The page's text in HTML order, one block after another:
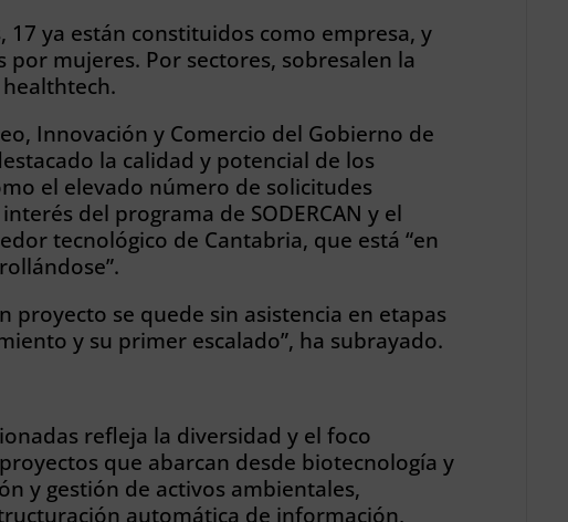
17 ya están constituidos como empresa, y
mujeres. Por sectores, sobresalen la
Innovación y Comercio del Gobierno de
la calidad y potencial de los
el elevado número de solicitudes
del programa de SODERCAN y el
tecnológico de Cantabria, que está “en
proyecto se quede sin asistencia en etapas
y su primer escalado”, ha subrayado.
refleja la diversidad y el foco
que abarcan desde biotecnología y
y gestión de activos ambientales,
automática de información,